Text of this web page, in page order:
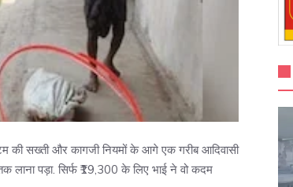
सख्ती और कागजी नियमों के आगे एक गरीब आदिवासी
पड़ा. सिर्फ ₹19,300 के लिए भाई ने वो कदम